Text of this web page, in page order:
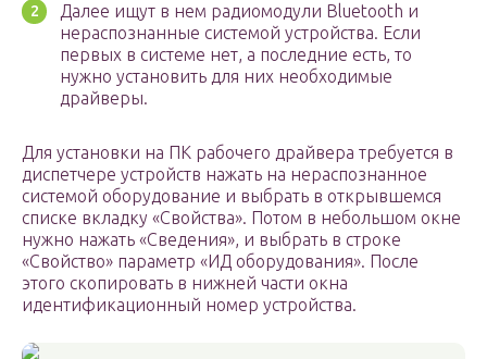
Далее ищут в нем радиомодули Bluetooth и
нераспознанные системой устройства. Если
первых в системе нет, а последние есть, то
нужно установить для них необходимые
драйверы.
Для установки на ПК рабочего драйвера требуется в
диспетчере устройств нажать на нераспознанное
системой оборудование и выбрать в открывшемся
списке вкладку «Свойства». Потом в небольшом окне
нужно нажать «Сведения», и выбрать в строке
«Свойство» параметр «ИД оборудования». После
этого скопировать в нижней части окна
идентификационный номер устройства.